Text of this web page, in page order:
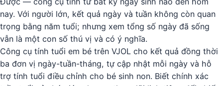
nay. Với người lớn, kết quả ngày và tuần không còn quan
trọng bằng năm tuổi; nhưng xem tổng số ngày đã sống
vẫn là một con số thú vị và có ý nghĩa.
Công cụ tính tuổi em bé trên VJOL cho kết quả đồng thời
ba đơn vị ngày-tuần-tháng, tự cập nhật mỗi ngày và hỗ
trợ tính tuổi điều chỉnh cho bé sinh non. Biết chính xác